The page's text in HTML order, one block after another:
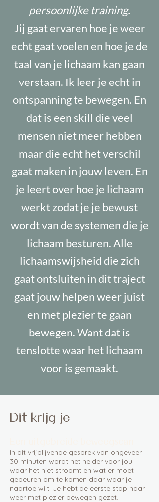
persoonlijke training.
Jij gaat ervaren hoe je weer
echt gaat voelen en hoe je de
taal van je lichaam kan gaan
verstaan. Ik leer je echt in
ontspanning te bewegen. En
dat is een skill die veel
mensen niet meer hebben
maar die echt het verschil
gaat maken in jouw leven. En
je leert over hoe je lichaam
werkt zodat je je bewust
wordt van de systemen die je
lichaam besturen. Alle
lichaamswijsheid die zich
gaat ontsluiten in dit traject
gaat jouw helpen weer juist
en met plezier te gaan
bewegen. Want dat is
tenslotte waar het lichaam
voor is gemaakt.
Dit krijg je
In dit vrijblijvende gesprek van ongeveer
30 minuten wordt het helder voor jou
waar het niet stroomt en wat er moet
gebeuren om te komen daar waar je
naartoe wilt. Je hebt de eerste stap naar
weer met plezier bewegen gezet.